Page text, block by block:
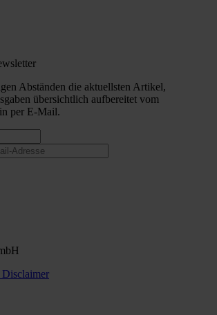
Abständen die aktuellsten Artikel,
übersichtlich aufbereitet vom
per E-Mail.